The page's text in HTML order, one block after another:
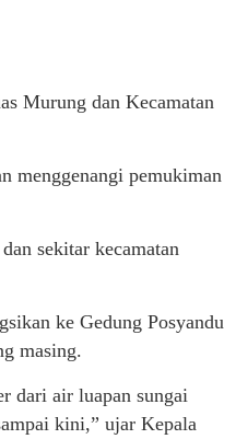
Murung dan Kecamatan
menggenangi pemukiman
sekitar kecamatan
ke Gedung Posyandu
masing.
dari air luapan sungai
kini,” ujar Kepala